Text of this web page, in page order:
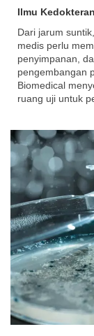
Ilmu
Dari jarum
medis perlu
penyimpanan,
pengembangan
Biomedical
ruang uji untuk